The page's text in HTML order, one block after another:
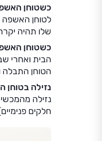
כשטוחן
לטוחן האשפה
שלו תהיה
כשטוחן
הבית ואחרי
הטוחן
נזילה בטוחן
נזילה
חלקים